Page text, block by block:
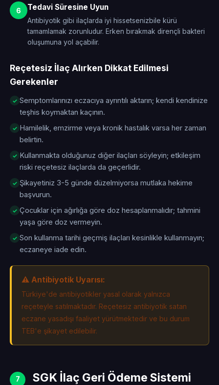
6 Tedavi Süresine Uyun
Antibiyotik gibi ilaçlarda iyi hissetsenizbile kürü
tamamlamak zorunludur. Erken bırakmak dirençli bakteri
oluşumuna yol açabilir.
Reçetesiz İlaç Alırken Dikkat Edilmesi
Gerekenler
Semptomlarınızı eczacıya ayrıntılı aktarın; kendi kendinize
teşhis koymaktan kaçının.
Hamilelik, emzirme veya kronik hastalık varsa her zaman
belirtin.
Kullanmakta olduğunuz diğer ilaçları söyleyin; etkileşim
riski reçetesiz ilaçlarda da geçerlidir.
Şikayetiniz 3-5 günde düzelmiyorsa mutlaka hekime
başvurun.
Çocuklar için ağırlığa göre doz hesaplanmalıdır; tahmini
yaşa göre doz vermeyin.
Son kullanma tarihi geçmiş ilaçları kesinlikle kullanmayın;
eczaneye iade edin.
⚠️ Antibiyotik Uyarısı:
Türkiye'de antibiyotikler yasal olarak yalnızca
reçeteyle satılmaktadır. Reçetesiz antibiyotik satan
eczane yasadışı faaliyet yürütmektedir ve bu durum
TEB'e şikayet edilebilir.
7 SGK İlaç Geri Ödeme Sistemi